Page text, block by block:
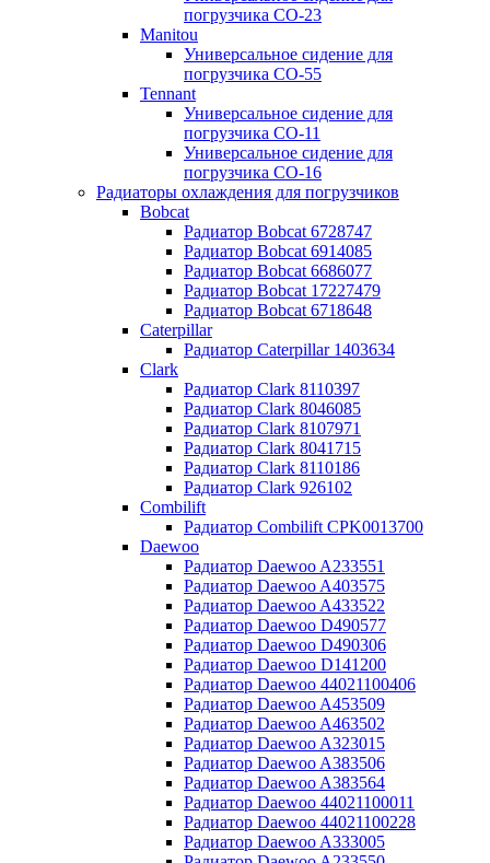
погрузчика CO-23
Manitou
Универсальное сидение для
погрузчика CO-55
Tennant
Универсальное сидение для
погрузчика CO-11
Универсальное сидение для
погрузчика CO-16
Радиаторы охлаждения для погрузчиков
Bobcat
Радиатор Bobcat 6728747
Радиатор Bobcat 6914085
Радиатор Bobcat 6686077
Радиатор Bobcat 17227479
Радиатор Bobcat 6718648
Caterpillar
Радиатор Caterpillar 1403634
Clark
Радиатор Clark 8110397
Радиатор Clark 8046085
Радиатор Clark 8107971
Радиатор Clark 8041715
Радиатор Clark 8110186
Радиатор Clark 926102
Combilift
Радиатор Combilift CPK0013700
Daewoo
Радиатор Daewoo A233551
Радиатор Daewoo A403575
Радиатор Daewoo A433522
Радиатор Daewoo D490577
Радиатор Daewoo D490306
Радиатор Daewoo D141200
Радиатор Daewoo 44021100406
Радиатор Daewoo A453509
Радиатор Daewoo A463502
Радиатор Daewoo A323015
Радиатор Daewoo A383506
Радиатор Daewoo A383564
Радиатор Daewoo 44021100011
Радиатор Daewoo 44021100228
Радиатор Daewoo A333005